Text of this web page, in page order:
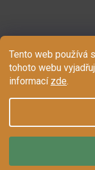
Tento web používá
tohoto webu
informací zde.
Copyright 2026